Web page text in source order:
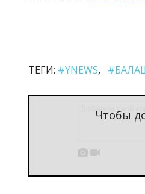
ТЕГИ: #YNEWS
Чтобы
 